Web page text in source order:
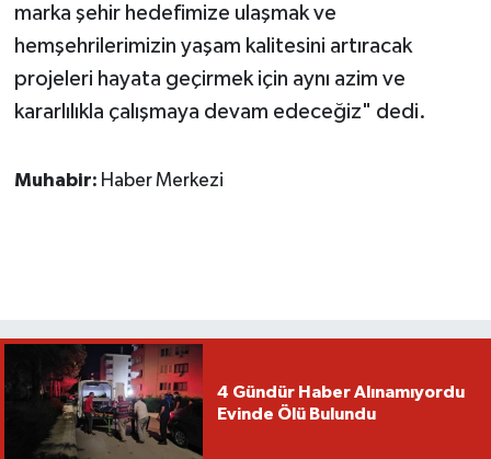
marka şehir hedefimize ulaşmak ve
hemşehrilerimizin yaşam kalitesini artıracak
projeleri hayata geçirmek için aynı azim ve
kararlılıkla çalışmaya devam edeceğiz" dedi.
Muhabir: Haber Merkezi
4 Gündür Haber Alınamıyordu
Evinde Ölü Bulundu